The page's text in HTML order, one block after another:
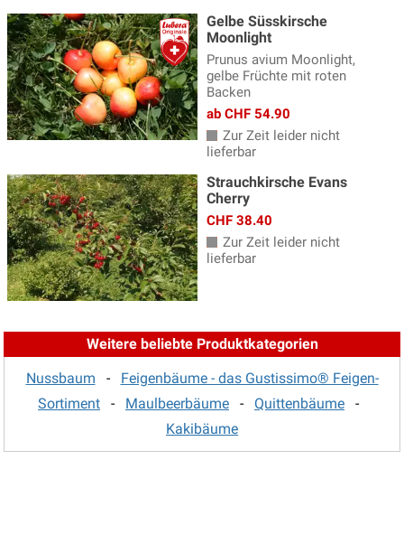
Gelbe Süsskirsche
Moonlight
Prunus avium Moonlight,
gelbe Früchte mit roten
Backen
ab CHF 54.90
Zur Zeit leider nicht
lieferbar
Strauchkirsche Evans
Cherry
CHF 38.40
Zur Zeit leider nicht
lieferbar
Weitere beliebte Produktkategorien
Nussbaum - Feigenbäume - das Gustissimo® Feigen-
Sortiment - Maulbeerbäume - Quittenbäume -
Kakibäume